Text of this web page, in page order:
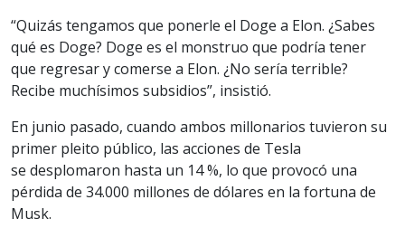
“Quizás tengamos que ponerle el Doge a Elon. ¿Sabes
qué es Doge? Doge es el monstruo que podría tener
que regresar y comerse a Elon. ¿No sería terrible?
Recibe muchísimos subsidios”, insistió.
En junio pasado, cuando ambos millonarios tuvieron su
primer pleito público, las acciones de Tesla
se desplomaron hasta un 14 %, lo que provocó una
pérdida de 34.000 millones de dólares en la fortuna de
Musk.